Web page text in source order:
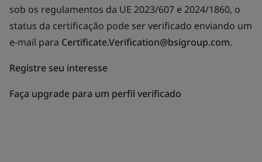
sob os regulamentos da UE 2023/607 e 2024/1860, o
status da certificação pode ser verificado enviando um
e-mail para Certificate.Verification@bsigroup.com.
Registre seu interesse
Faça upgrade para um perfil verificado